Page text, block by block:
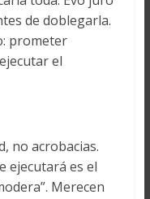
de doblegarla.
prometer
el
no acrobacias.
ejecutará es el
Merecen